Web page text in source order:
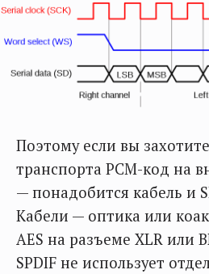
Поэтому если вы
транспорта PCM-код на
— понадобится кабель и
Кабели — оптика или
AES на разъеме XLR или
SPDIF не использует